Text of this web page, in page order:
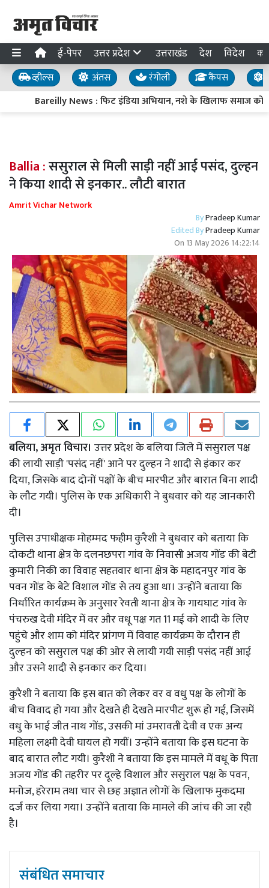
ई-पेपर उत्तर प्रदेश उत्तराखंड देश विदेश
व्हील्स अंतस रंगोली कैंपस
Bareilly News : फिट इंडिया अभियान, नशे के खिलाफ समाज
Ballia :ससुराल से मिली साड़ी नहीं आई पसंद, दुल्हन
ने किया शादी से इनकार.. लौटी बारात
Amrit Vichar Network
ByPradeep Kumar
Edited ByPradeep Kumar
On 13 May 2026 14:22:14
बलिया, अमृत विचार। उत्तर प्रदेश के बलिया जिले में ससुराल पक्ष
की लायी साड़ी 'पसंद नहीं' आने पर दुल्हन ने शादी से इंकार कर
दिया, जिसके बाद दोनों पक्षों के बीच मारपीट और बारात बिना शादी
के लौट गयी। पुलिस के एक अधिकारी ने बुधवार को यह जानकारी
दी।
पुलिस उपाधीक्षक मोहम्मद फहीम कुरैशी ने बुधवार को बताया कि
दोकटी थाना क्षेत्र के दलनछपरा गांव के निवासी अजय गोंड की बेटी
कुमारी निकी का विवाह सहतवार थाना क्षेत्र के महादनपुर गांव के
पवन गोंड के बेटे विशाल गोंड से तय हुआ था। उन्होंने बताया कि
निर्धारित कार्यक्रम के अनुसार रेवती थाना क्षेत्र के गायघाट गांव के
पंचरुख देवी मंदिर में वर और वधू पक्ष गत 11 मई को शादी के लिए
पहुंचे और शाम को मंदिर प्रांगण में विवाह कार्यक्रम के दौरान ही
दुल्हन को ससुराल पक्ष की ओर से लायी गयी साड़ी पसंद नहीं आई
और उसने शादी से इनकार कर दिया।
कुरैशी ने बताया कि इस बात को लेकर वर व वधु पक्ष के लोगों के
बीच विवाद हो गया और देखते ही देखते मारपीट शुरू हो गई, जिसमें
वधु के भाई जीत नाथ गोंड, उसकी मां उमरावती देवी व एक अन्य
महिला लक्ष्मी देवी घायल हो गयीं‍। उन्होंने बताया कि इस घटना के
बाद बारात लौट गयी। कुरैशी ने बताया कि इस मामले में वधू के पिता
अजय गोंड की तहरीर पर दूल्हे विशाल और ससुराल पक्ष के पवन,
मनोज, हरेराम तथा चार से छह अज्ञात लोगों के खिलाफ मुकदमा
दर्ज कर लिया गया। उन्होंने बताया कि मामले की जांच की जा रही
है।
संबंधित समाचार